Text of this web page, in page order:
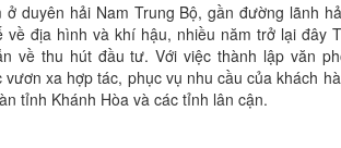
duyên hải Nam Trung Bộ, gần đường lãnh
địa hình và khí hậu, nhiều năm trở lại đây
về thu hút đầu tư. Với việc thành lập văn
xa hợp tác, phục vụ nhu cầu của khách
tỉnh Khánh Hòa và các tỉnh lân cận.